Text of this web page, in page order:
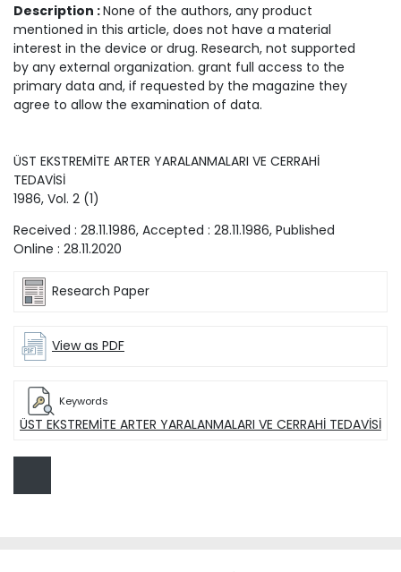
Description :None of the authors, any product
mentioned in this article, does not have a material
interest in the device or drug. Research, not supported
by any external organization. grant full access to the
primary data and, if requested by the magazine they
agree to allow the examination of data.
ÜST EKSTREMİTE ARTER YARALANMALARI VE CERRAHİ
TEDAVİSİ
1986, Vol. 2 (1)
Received : 28.11.1986, Accepted : 28.11.1986, Published
Online : 28.11.2020
Research Paper
View as PDF
Keywords
ÜST EKSTREMİTE ARTER YARALANMALARI VE CERRAHİ TEDAVİSİ